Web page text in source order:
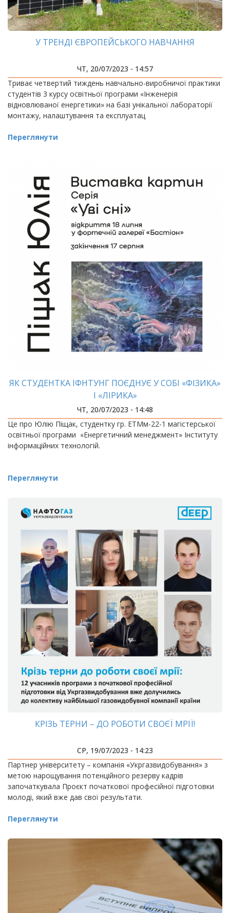
У ТРЕНДІ ЄВРОПЕЙСЬКОГО НАВЧАННЯ
ЧТ, 20/07/2023 - 14:57
Триває четвертий тиждень навчально-виробничої практики
студентів 3 курсу освітньої програми «Інженерія
відновлюваної енергетики» на базі унікальної лабораторії
монтажу, налаштування та експлуатац
Переглянути
ЯК СТУДЕНТКА ІФНТУНГ ПОЄДНУЄ У СОБІ «ФІЗИКА»
І «ЛІРИКА»
ЧТ, 20/07/2023 - 14:48
Це про Юлію Піщак, студентку гр. ЕТМм-22-1 магістерської
освітньої програми «Енергетичний менеджмент» Інституту
інформаційних технологій.
Переглянути
КРІЗЬ ТЕРНИ – ДО РОБОТИ СВОЄЇ МРІЇ!
СР, 19/07/2023 - 14:23
Партнер університету – компанія «Укргазвидобування» з
метою нарощування потенційного резерву кадрів
започаткувала Проєкт початкової професійної підготовки
молоді, який вже дав свої результати.
Переглянути